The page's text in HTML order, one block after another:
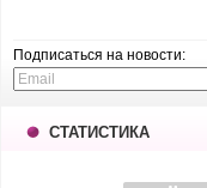
Подписаться на новости:
СТАТИСТИКА